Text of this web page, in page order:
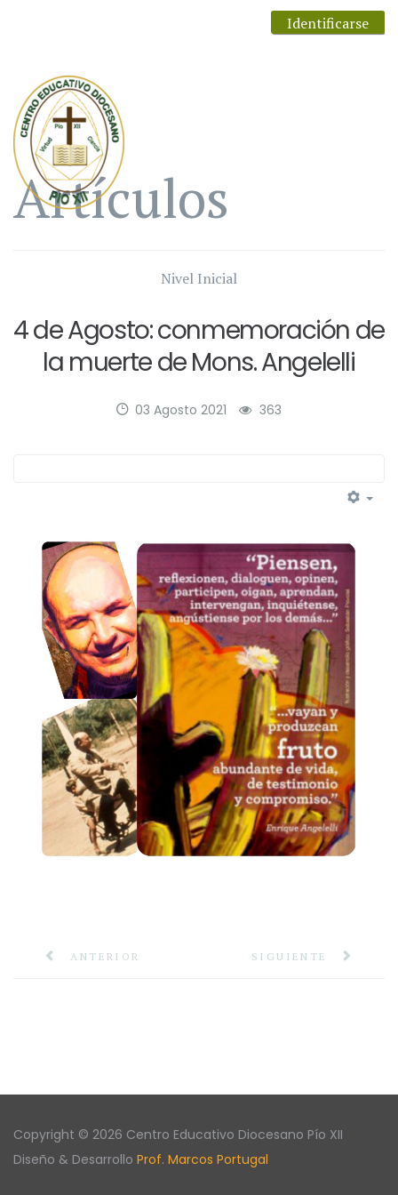
Identificarse
Artículos
Nivel Inicial
4 de Agosto: conmemoración de
la muerte de Mons. Angelelli
03 Agosto 2021 363
ANTERIOR SIGUIENTE
Copyright © 2026 Centro Educativo Diocesano Pío XII
Diseño & Desarrollo Prof. Marcos Portugal